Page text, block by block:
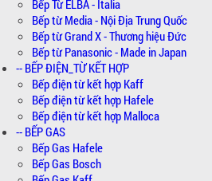
Bếp Từ ELBA - Italia
Bếp từ Media - Nội Địa Trung Quốc
Bếp từ Grand X - Thương hiệu Đức
Bếp từ Panasonic - Made in Japan
-- BẾP ĐIỆN_TỪ KẾT HỢP
Bếp điện từ kết hợp Kaff
Bếp điện từ kết hợp Hafele
Bếp điện từ kết hợp Malloca
-- BẾP GAS
Bếp Gas Hafele
Bếp Gas Bosch